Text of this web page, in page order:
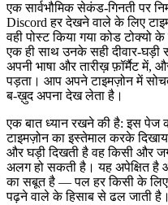
एक सार्वभौमिक सेकंड-गिनती पर
Discord हर देखने वाले के लिए
वही पोस्ट किया गया कोड
एक ही साथ उनके सही दीवार-घड़ी
अपनी भाषा और तारीख़ फ़ॉर्मैट में,
पड़ता। आप अपने टाइमज़ोन में
ब-ख़ुद अपना देख लेता है।
एक बात ध्यान रखने की है: इस पेज
टाइमज़ोन का इस्तेमाल करके
और घड़ी दिखती है वह किसी और
अलग हो सकती है। यह अपेक्षित
का सबूत है — पल हर किसी के
पढ़ने वाले के हिसाब से ढल जाती है।